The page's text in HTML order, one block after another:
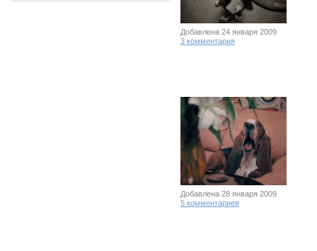
Добавлена 24 января 2009
3 комментария
Добавлена 28 января 2009
5 комментариев